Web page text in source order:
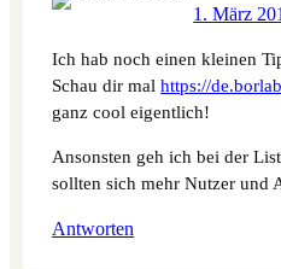
1. März
Ich hab noch einen kleinen
Schau dir malhttps://
ganz cool eigentlich!
Ansonsten geh ich bei der
sollten sich mehr Nutzer und
Antworten